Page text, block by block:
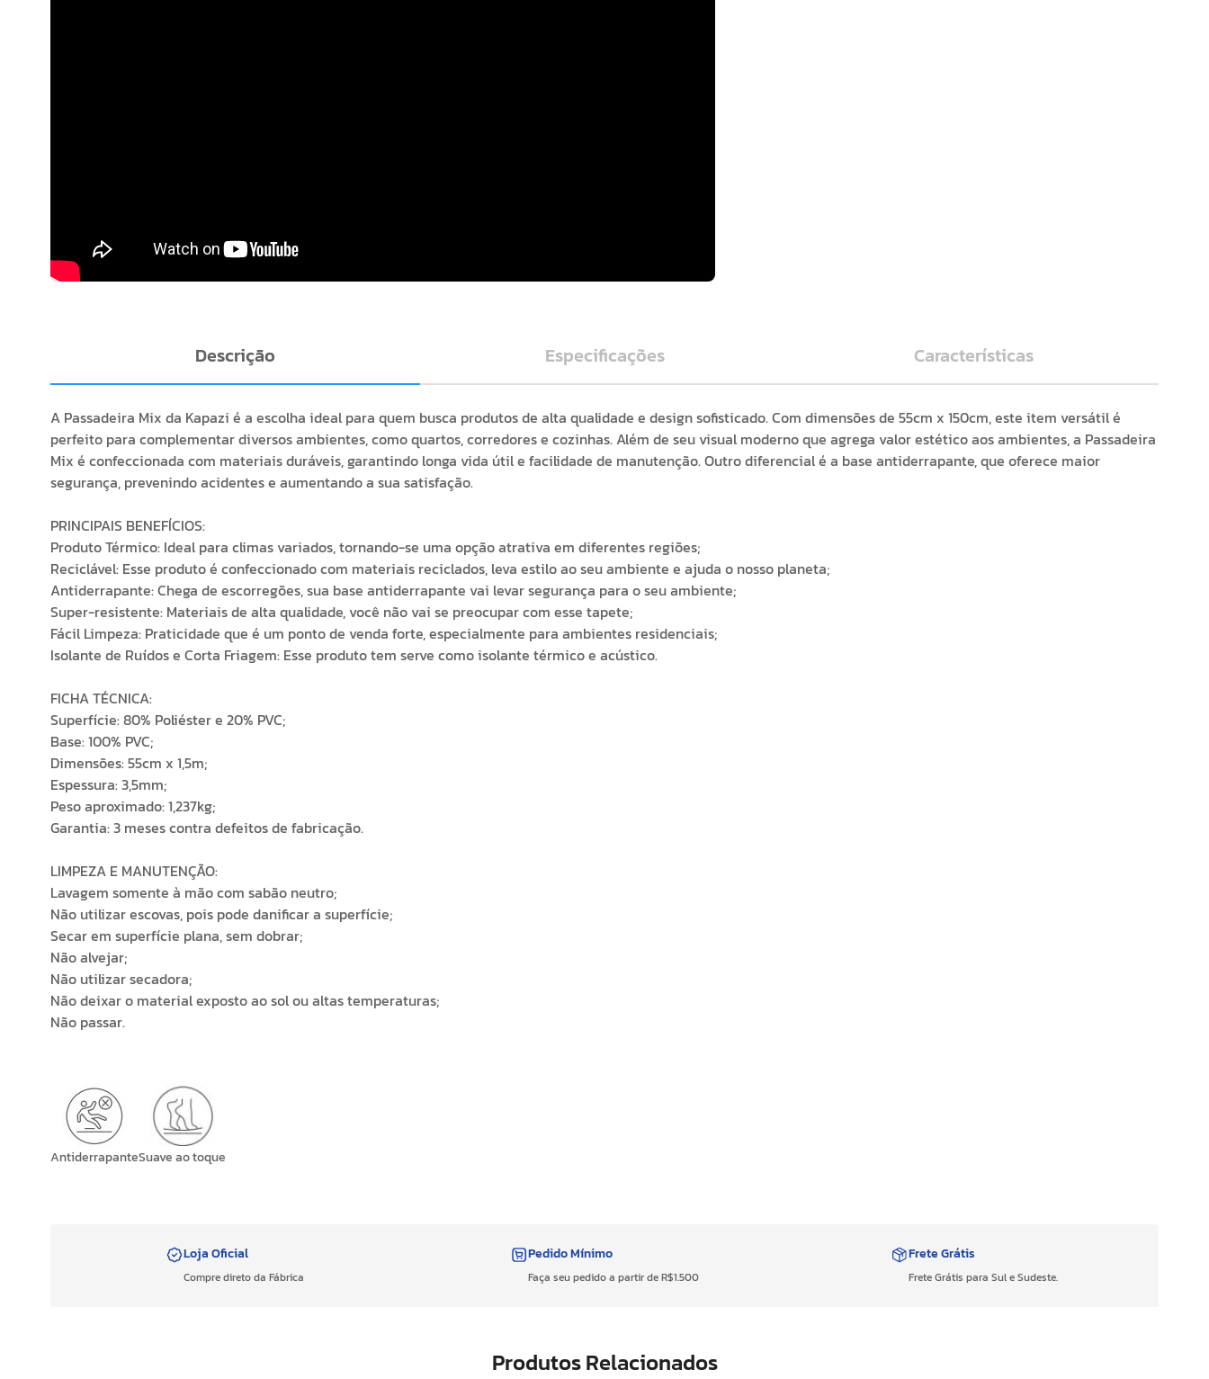
Descrição Especificações Características
A Passadeira Mix da Kapazi é a escolha ideal para quem busca produtos de alta qualidade e design sofisticado. Com dimensões de 55cm x 150cm, este item versátil é
perfeito para complementar diversos ambientes, como quartos, corredores e cozinhas. Além de seu visual moderno que agrega valor estético aos ambientes, a Passadeira
Mix é confeccionada com materiais duráveis, garantindo longa vida útil e facilidade de manutenção. Outro diferencial é a base antiderrapante, que oferece maior
segurança, prevenindo acidentes e aumentando a sua satisfação.
PRINCIPAIS BENEFÍCIOS:
Produto Térmico: Ideal para climas variados, tornando-se uma opção atrativa em diferentes regiões;
Reciclável: Esse produto é confeccionado com materiais reciclados, leva estilo ao seu ambiente e ajuda o nosso planeta;
Antiderrapante: Chega de escorregões, sua base antiderrapante vai levar segurança para o seu ambiente;
Super-resistente: Materiais de alta qualidade, você não vai se preocupar com esse tapete;
Fácil Limpeza: Praticidade que é um ponto de venda forte, especialmente para ambientes residenciais;
Isolante de Ruídos e Corta Friagem: Esse produto tem serve como isolante térmico e acústico.
FICHA TÉCNICA:
Superfície: 80% Poliéster e 20% PVC;
Base: 100% PVC;
Dimensões: 55cm x 1,5m;
Espessura: 3,5mm;
Peso aproximado: 1,237kg;
Garantia: 3 meses contra defeitos de fabricação.
LIMPEZA E MANUTENÇÃO:
Lavagem somente à mão com sabão neutro;
Não utilizar escovas, pois pode danificar a superfície;
Secar em superfície plana, sem dobrar;
Não alvejar;
Não utilizar secadora;
Não deixar o material exposto ao sol ou altas temperaturas;
Não passar.
AntiderrapanteSuave ao toque
Loja Oficial
Compre direto da Fábrica
Pedido Mínimo
Faça seu pedido a partir de R$1.500
Frete Grátis
Frete Grátis para Sul e Sudeste.
Produtos Relacionados